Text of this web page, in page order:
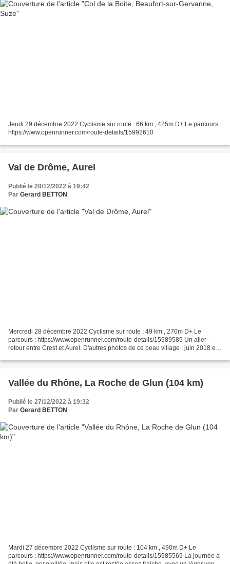
Jeudi 29 décembre 2022 Cyclisme sur route : 66 km , 425m D+ Le parcours :
https://www.openrunner.com/route-details/15992610
Val de Drôme, Aurel
Publié le 28/12/2022 à 19:42
Par Gerard BETTON
Mercredi 28 décembre 2022 Cyclisme sur route : 49 km , 270m D+ Le
parcours : https://www.openrunner.com/route-details/15989589 Un aller-
retour entre Crest et Aurel. D'autres photos de ce beau village : juin 2018 et
Vallée du Rhône, La Roche de Glun (104 km)
Publié le 27/12/2022 à 19:32
Par Gerard BETTON
Mardi 27 décembre 2022 Cyclisme sur route : 104 km , 490m D+ Le
parcours : https://www.openrunner.com/route-details/15985569 La journée a